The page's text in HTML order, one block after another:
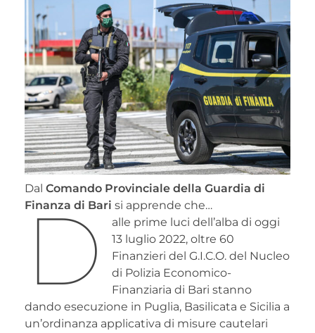
Dal Comando Provinciale della Guardia di
Finanza di Bari si apprende che…
D
alle prime luci dell’alba di oggi
13 luglio 2022, oltre 60
Finanzieri del G.I.C.O. del Nucleo
di Polizia Economico-
Finanziaria di Bari stanno
dando esecuzione in Puglia, Basilicata e Sicilia a
un’ordinanza applicativa di misure cautelari